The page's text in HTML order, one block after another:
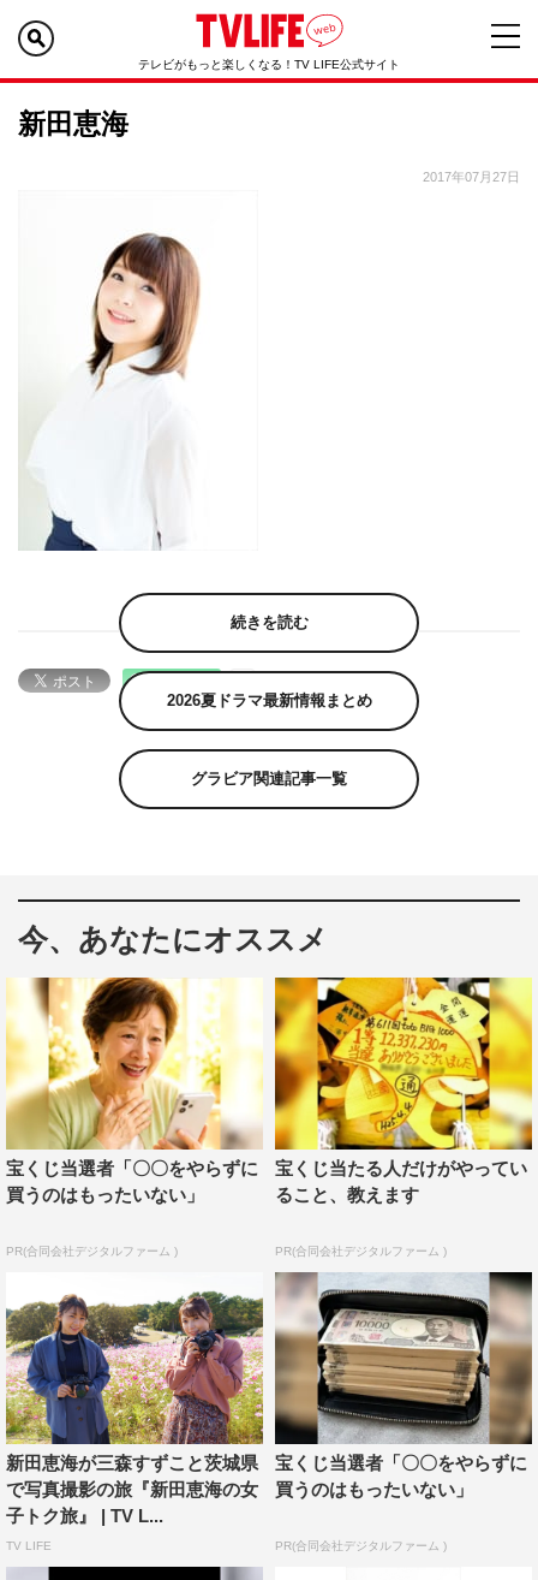
テレビがもっと楽しくなる！TV LIFE公式サイト
新田恵海
2017年07月27日
続きを読む
2026夏ドラマ最新情報まとめ
グラビア関連記事一覧
今、あなたにオススメ
宝くじ当選者「〇〇をやらずに
買うのはもったいない」
PR(合同会社デジタルファーム )
宝くじ当たる人だけがやってい
ること、教えます
PR(合同会社デジタルファーム )
新田恵海が三森すずこと茨城県
で写真撮影の旅『新田恵海の女
子トク旅』 | TV L...
TV LIFE
宝くじ当選者「〇〇をやらずに
買うのはもったいない」
PR(合同会社デジタルファーム )